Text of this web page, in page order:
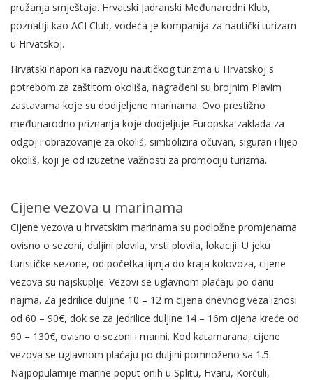
pružanja smještaja. Hrvatski Jadranski Međunarodni Klub,
poznatiji kao ACI Club, vodeća je kompanija za nautički turizam
u Hrvatskoj.
Hrvatski napori ka razvoju nautičkog turizma u Hrvatskoj s
potrebom za zaštitom okoliša, nagrađeni su brojnim Plavim
zastavama koje su dodijeljene marinama. Ovo prestižno
međunarodno priznanja koje dodjeljuje Europska zaklada za
odgoj i obrazovanje za okoliš, simbolizira očuvan, siguran i lijep
okoliš, koji je od izuzetne važnosti za promociju turizma.
Cijene vezova u marinama
Cijene vezova u hrvatskim marinama su podložne promjenama
ovisno o sezoni, duljini plovila, vrsti plovila, lokaciji. U jeku
turističke sezone, od početka lipnja do kraja kolovoza, cijene
vezova su najskuplje. Vezovi se uglavnom plaćaju po danu
najma. Za jedrilice duljine 10 – 12 m cijena dnevnog veza iznosi
od 60 – 90€, dok se za jedrilice duljine 14 – 16m cijena kreće od
90 – 130€, ovisno o sezoni i marini. Kod katamarana, cijene
vezova se uglavnom plaćaju po duljini pomnoženo sa 1.5.
Najpopularnije marine poput onih u Splitu, Hvaru, Korčuli,